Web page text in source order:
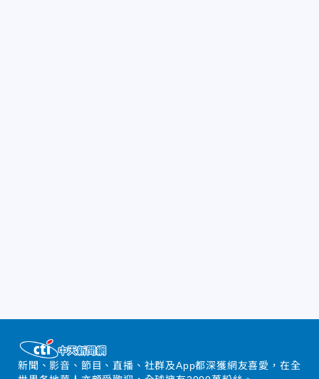
新聞、影音、節目、直播、社群及App都深獲網友喜愛，在全